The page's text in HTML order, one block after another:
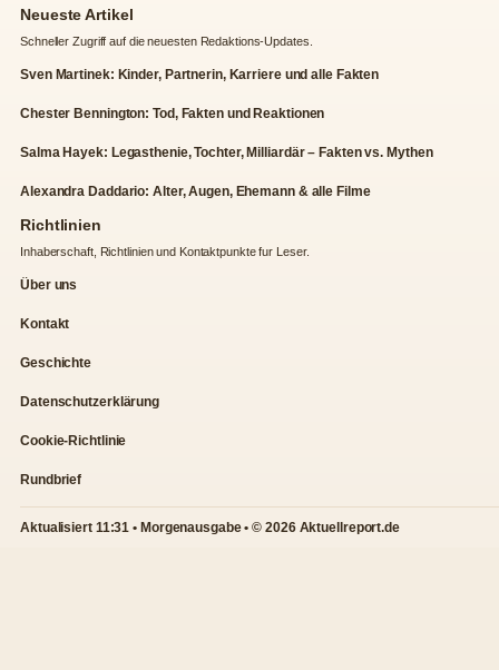
Neueste Artikel
Schneller Zugriff auf die neuesten Redaktions-Updates.
Sven Martinek: Kinder, Partnerin, Karriere und alle Fakten
Chester Bennington: Tod, Fakten und Reaktionen
Salma Hayek: Legasthenie, Tochter, Milliardär – Fakten vs. Mythen
Alexandra Daddario: Alter, Augen, Ehemann & alle Filme
Richtlinien
Inhaberschaft, Richtlinien und Kontaktpunkte fur Leser.
Über uns
Kontakt
Geschichte
Datenschutzerklärung
Cookie-Richtlinie
Rundbrief
Aktualisiert 11:31 • Morgenausgabe • © 2026 Aktuellreport.de